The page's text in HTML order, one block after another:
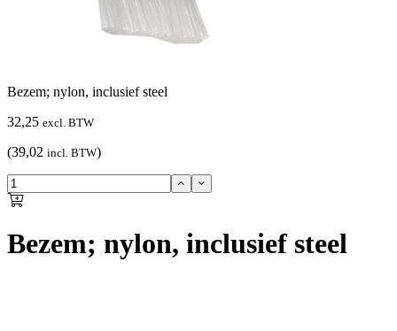
Bezem; nylon, inclusief steel
32,25 excl. BTW
(39,02 incl. BTW)
Bezem; nylon, inclusief steel